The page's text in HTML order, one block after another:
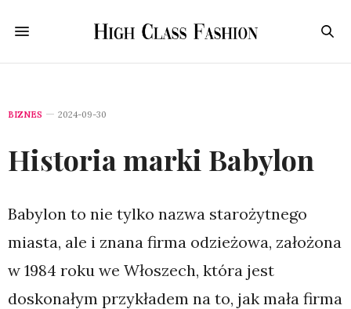
BIZNES 2024-09-30
Historia marki Babylon
Babylon to nie tylko nazwa starożytnego
miasta, ale i znana firma odzieżowa, założona
w 1984 roku we Włoszech, która jest
doskonałym przykładem na to, jak mała firma